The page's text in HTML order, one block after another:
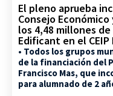
El pleno aprueba
Consejo
los 4,48 millones
Edificant en el CEIP
• Todos los grupos
de la financiación del
Francisco Mas, que
para alumnado de 2